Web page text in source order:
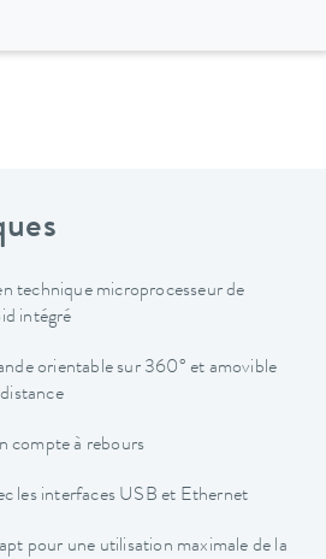
technique microprocesseur de
intégré
orientable sur 360° et amovible
compte à rebours
les interfaces USB et Ethernet
pour une utilisation maximale de la